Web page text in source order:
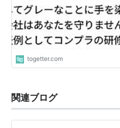
ではないか
togetter.com
関連ブログ